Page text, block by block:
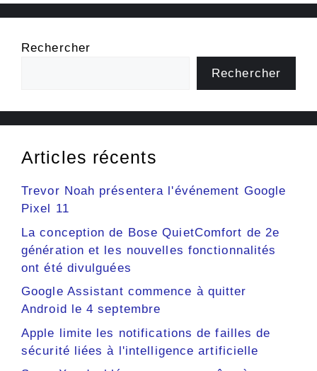
Rechercher
Rechercher
Articles récents
Trevor Noah présentera l'événement Google
Pixel 11
La conception de Bose QuietComfort de 2e
génération et les nouvelles fonctionnalités
ont été divulguées
Google Assistant commence à quitter
Android le 4 septembre
Apple limite les notifications de failles de
sécurité liées à l'intelligence artificielle